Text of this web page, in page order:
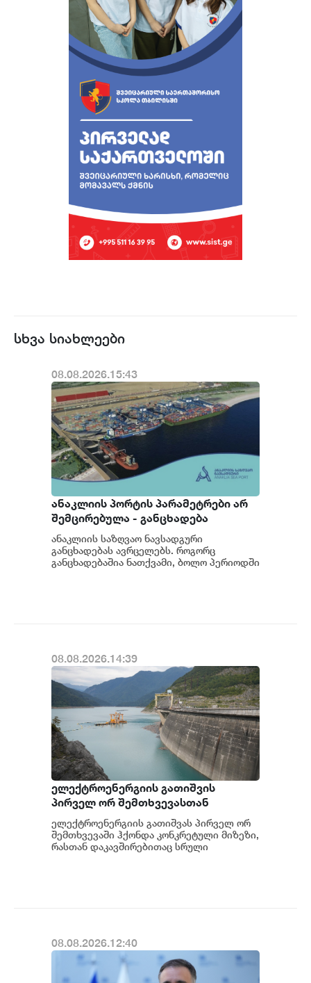
სხვა სიახლეები
08.08.2026.15:43
ანაკლიის პორტის პარამეტრები არ
შემცირებულა - განცხადება
ანაკლიის საზღვაო ნავსადგური
განცხადებას ავრცელებს. როგორც
განცხადებაშია ნათქვამი, ბოლო პერიოდში
08.08.2026.14:39
ელექტროენერგიის გათიშვის
პირველ ორ შემთხვევასთან
დაკავშირებით სუს-ში წარიმართება
გამოძიება და ინფორმაციას
მოგვიანებით დეტალურად
ელექტროენერგიის გათიშვას პირველ ორ
შემთხვევაში ჰქონდა კონკრეტული მიზეზი,
რასთან დაკავშირებითაც სრული
08.08.2026.12:40